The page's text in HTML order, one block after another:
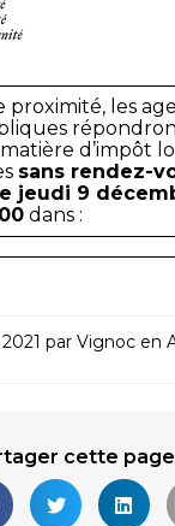
proximité, les
d’impôt
sans rendez-
le jeudi 9
dans :
par Vignoc en
cette page